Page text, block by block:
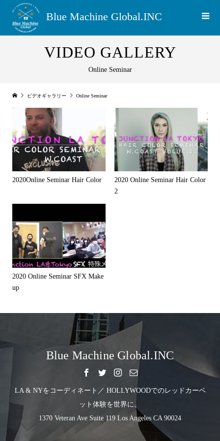
Blue Machine Global.INC
VIDEO GALLERY
Online Seminar
ビデオギャラリー Online Seminar
2020Online Seminar Hair Color
2020 Online Seminar Hair Color
2
2020 Online Seminar SFX Make
up
Blue Machine Global.INC
LA & NYをコーディネート／ HOLLYWOODでのレッドカーペ
ット体験を世界に。
1370 Veteran Ave Suite 119 Los Angeles CA 90024